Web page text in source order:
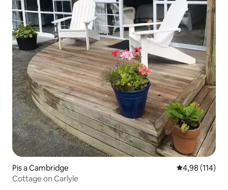
Pis a Cambridge 4,98 de
4,98 (114)
Cottage on Carlyle